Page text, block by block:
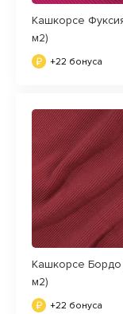
Кашкорсе
м2)
+22 бонуса
Кашкорсе Бордо
м2)
+22 бонуса